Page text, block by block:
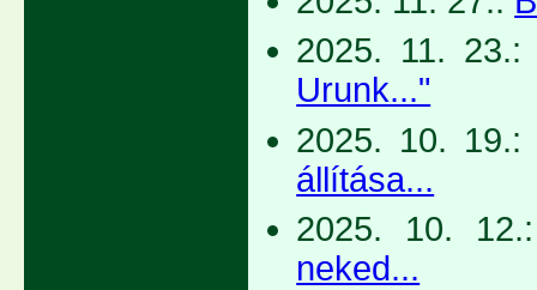
2025. 11.
Urunk..."
2025. 10.
állítása...
2025. 10.
neked...